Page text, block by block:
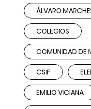
ÁLVARO
COLEGIOS
COMUNIDAD DE
CSIF
EMILIO VICIANA